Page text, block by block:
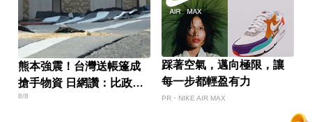
熊本強震！台灣送帳篷成
搶手物資 日網讚：比政府
還快
8/8
踩著空氣，邁向極限，讓
每一步都輕盈有力
PR・NIKE AIR MAX